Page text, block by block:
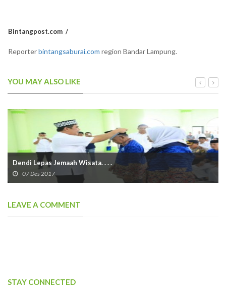
Bintangpost.com
Reporterbintangsaburai.com region Bandar Lampung.
YOU MAY ALSO LIKE
Dendi Lepas Jemaah Wisata. . . .
07 Des 2017
LEAVE A COMMENT
STAY CONNECTED